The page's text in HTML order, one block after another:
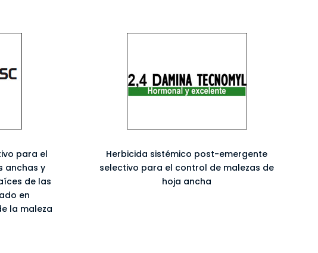
para el
anchas y
de las
en
la maleza
Herbicida sistémico post-emergente
selectivo para el control de malezas de
hoja ancha